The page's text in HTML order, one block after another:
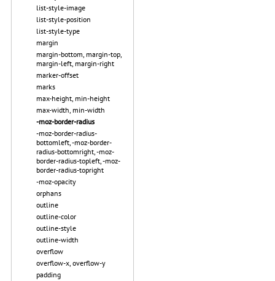
list-style-image
list-style-position
list-style-type
margin
margin-bottom, margin-top,
margin-left, margin-right
marker-offset
marks
max-height, min-height
max-width, min-width
-moz-border-radius
-moz-border-radius-
bottomleft, -moz-border-
radius-bottomright, -moz-
border-radius-topleft, -moz-
border-radius-topright
-moz-opacity
orphans
outline
outline-color
outline-style
outline-width
overflow
overflow-x, overflow-y
padding